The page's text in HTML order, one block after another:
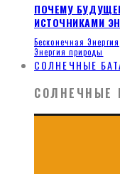
ПОЧЕМУ
ИСТОЧНИКАМИ
Бесконечная Энергия
Энергия природы
СОЛНЕЧНЫЕ
СОЛНЕЧНЫЕ